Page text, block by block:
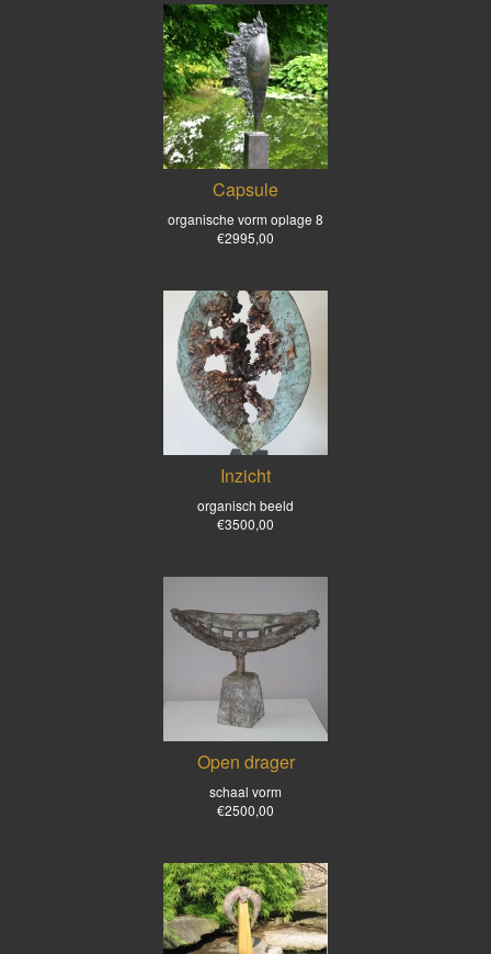
Capsule
organische vorm oplage 8
€2995,00
Inzicht
organisch beeld
€3500,00
Open drager
schaal vorm
€2500,00